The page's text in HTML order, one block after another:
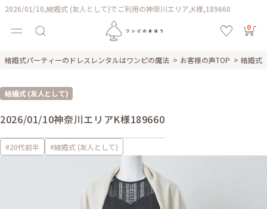
2026/01/10,結婚式 (友人として)でご利用の神奈川エリア,K様,189660
0
結婚式パーティーのドレスレンタルはワンピの魔法 お客様の声TOP 結婚式
結婚式 (友人として)
2026/01/10神奈川エリアK様189660
#20代前半 #結婚式 (友人として)